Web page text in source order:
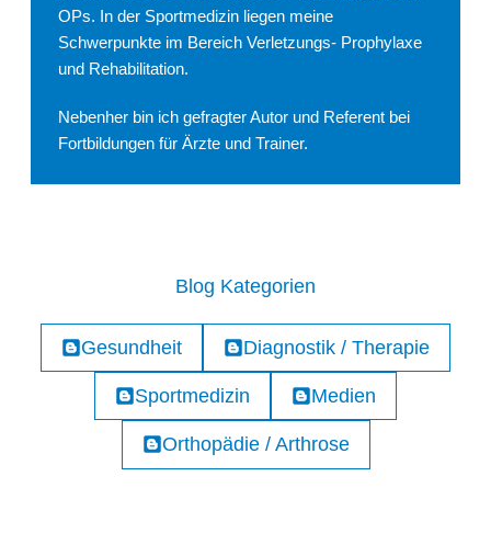
OPs. In der Sportmedizin liegen meine
Schwerpunkte im Bereich Verletzungs- Prophylaxe
und Rehabilitation.
Nebenher bin ich gefragter Autor und Referent bei
Fortbildungen für Ärzte und Trainer.
Blog Kategorien
Gesundheit Diagnostik / Therapie
Sportmedizin Medien
Orthopädie / Arthrose